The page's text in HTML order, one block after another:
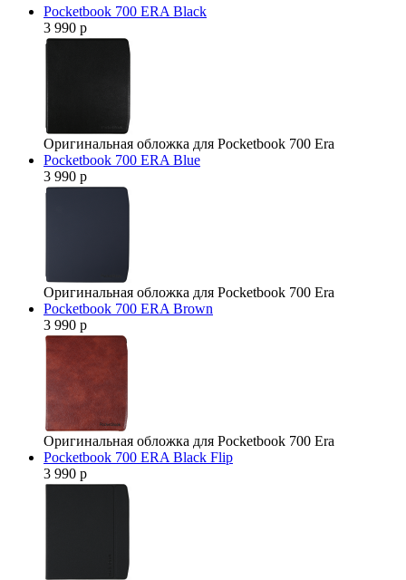
Pocketbook 700 ERA Black
3 990 р
Оригинальная обложка для Pocketbook 700 Era
Pocketbook 700 ERA Blue
3 990 р
Оригинальная обложка для Pocketbook 700 Era
Pocketbook 700 ERA Brown
3 990 р
Оригинальная обложка для Pocketbook 700 Era
Pocketbook 700 ERA Black Flip
3 990 р